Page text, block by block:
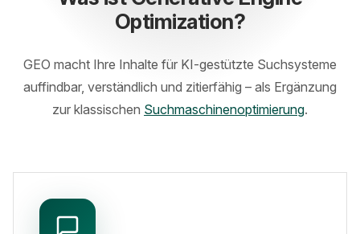
Optimization?
GEO macht Ihre Inhalte für KI-gestützte Suchsysteme
auffindbar, verständlich und zitierfähig – als Ergänzung
zur klassischen Suchmaschinenoptimierung.